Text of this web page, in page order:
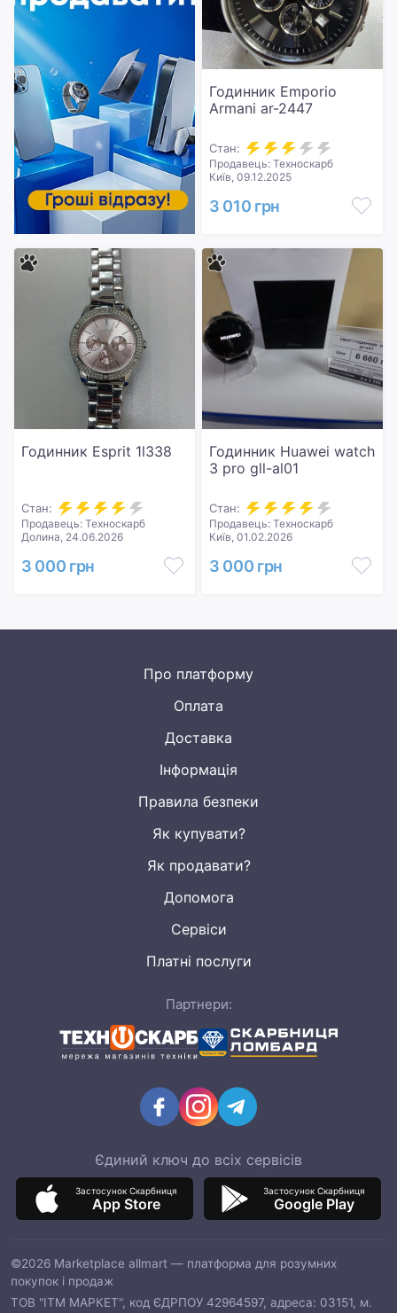
Годинник Emporio
Armani ar-2447
Стан:
Продавець: Техноскарб
Київ, 09.12.2025
3 010 грн
Годинник Esprit 1l338
Стан:
Продавець: Техноскарб
Долина, 24.06.2026
3 000 грн
Годинник Huawei watch
3 pro gll-al01
Стан:
Продавець: Техноскарб
Київ, 01.02.2026
3 000 грн
Про платформу
Оплата
Доставка
Інформація
Правила безпеки
Як купувати?
Як продавати?
Допомога
Сервіси
Платні послуги
Партнери:
Єдиний ключ до всіх сервісів
Застосунок Скарбниця
App Store
Застосунок Скарбниця
Google Play
©2026 Marketplace allmart — платформа для розумних
покупок і продаж
ТОВ "ІТМ МАРКЕТ", код ЄДРПОУ 42964597, адреса: 03151, м.